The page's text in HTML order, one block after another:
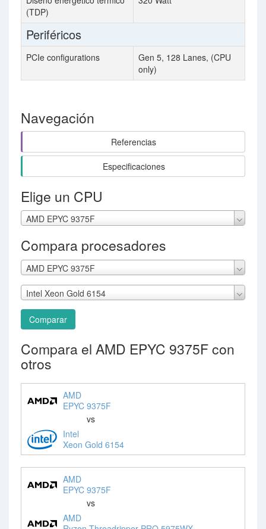
(TDP)
Periféricos
PCIe configurations
Gen 5, 128 Lanes, (CPU
only)
Navegación
Referencias
Especificaciones
Elige un CPU
AMD EPYC 9375F
Compara procesadores
AMD EPYC 9375F
Intel Xeon Gold 6154
Comparar
Compara el AMD EPYC 9375F con
otros
AMD
EPYC 9375F
vs
Intel
Xeon Gold 6154
AMD
EPYC 9375F
vs
AMD